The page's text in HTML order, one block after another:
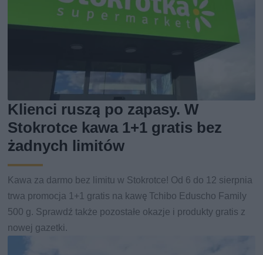
Klienci ruszą po zapasy. W
Stokrotce kawa 1+1 gratis bez
żadnych limitów
Kawa za darmo bez limitu w Stokrotce! Od 6 do 12 sierpnia
trwa promocja 1+1 gratis na kawę Tchibo Eduscho Family
500 g. Sprawdź także pozostałe okazje i produkty gratis z
nowej gazetki.